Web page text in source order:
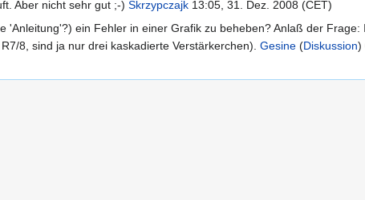
Aber nicht sehr gut ;-) Skrzypczajk13:05, 31. Dez. 2008 (CET)
'Anleitung'?) ein Fehler in einer Grafik zu beheben? Anlaß der Frage:
8, sind ja nur drei kaskadierte Verstärkerchen). Gesine (Diskussion)